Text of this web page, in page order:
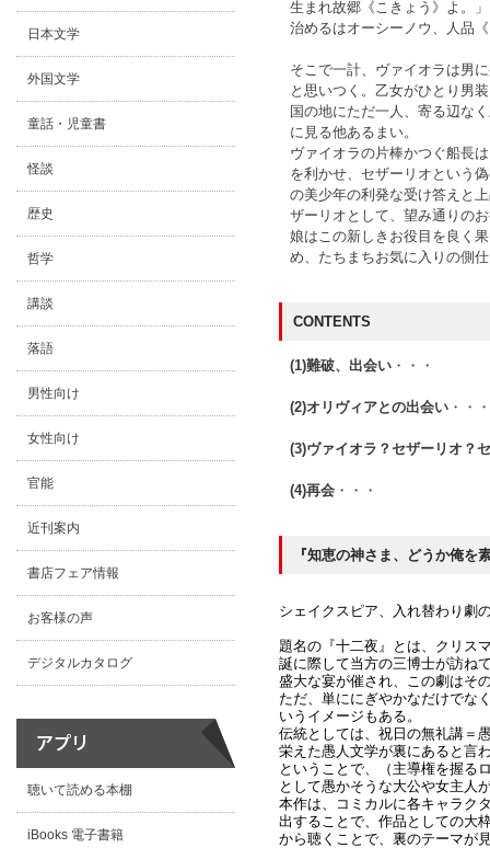
日本文学
外国文学
童話・児童書
怪談
歴史
哲学
講談
落語
男性向け
女性向け
官能
近刊案内
書店フェア情報
お客様の声
デジタルカタログ
聴いて読める本棚
iBooks 電子書籍
生まれ故郷《こきょう》よ。
治めるはオーシーノウ、人品
そこで一計、ヴァイオラは男
と思いつく。乙女がひとり男
国の地にただ一人、寄る辺な
に見る他あるまい。
ヴァイオラの片棒かつぐ船長
を利かせ、セザーリオという
の美少年の利発な受け答えと
ザーリオとして、望み通りの
娘はこの新しきお役目を良く
め、たちまちお気に入りの側
CONTENTS
(1)難破、出会い ・・・
(2)オリヴィアとの出会い ・・・
(3)ヴァイオラ？セザーリオ？
(4)再会 ・・・
『知恵の神さま、どうか俺を
シェイクスピア、入れ替わり劇
題名の『十二夜』とは、クリス
誕に際して当方の三博士が訪ね
盛大な宴が催され、この劇はそ
ただ、単ににぎやかなだけでな
いうイメージもある。
伝統としては、祝日の無礼講＝
栄えた愚人文学が裏にあると言
ということで、（主導権を握る
として愚かそうな大公や女主人
本作は、コミカルに各キャラク
出することで、作品としての大
から聴くことで、裏のテーマが